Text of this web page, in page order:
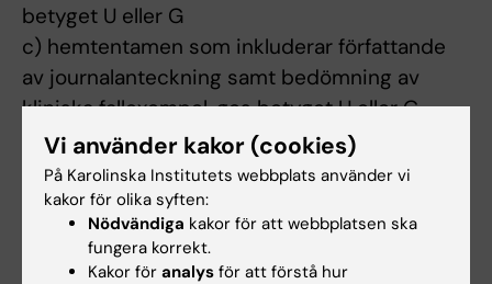
betyget U eller G
c) hemtentamen som inkluderar författande
av journalanteckning samt bedömning av
kliniska fallexempel, ges betyget U eller G
d) aktivt deltagande vid obligatoriska kliniska
workshops enligt anvisningar i schema
e) aktivt deltagande i obligatoriska kliniska
färdighetsövningar enligt anvisningar i
schema
Vi använder kakor (cookies)
På Karolinska Institutets webbplats använder vi
kakor för olika syften:
Nödvändiga kakor för att webbplatsen ska
fungera korrekt.
Kakor för analys för att förstå hur